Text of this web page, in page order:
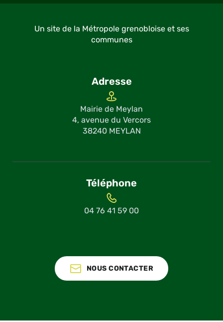
Un site de la Métropole grenobloise et ses
communes
Adresse
Mairie de Meylan
4, avenue du Vercors
38240 MEYLAN
Téléphone
04 76 41 59 00
NOUS CONTACTER